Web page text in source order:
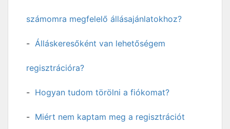
számomra megfelelő állásajánlatokhoz?
Álláskeresőként van lehetőségem
regisztrációra?
Hogyan tudom törölni a fiókomat?
Miért nem kaptam meg a regisztrációt